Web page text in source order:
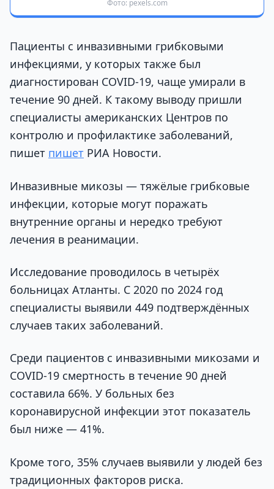
Фото: pexels.com
Пациенты с инвазивными грибковыми
инфекциями, у которых также был
диагностирован COVID-19, чаще умирали в
течение 90 дней. К такому выводу пришли
специалисты американских Центров по
контролю и профилактике заболеваний,
пишет пишет РИА Новости.
Инвазивные микозы — тяжёлые грибковые
инфекции, которые могут поражать
внутренние органы и нередко требуют
лечения в реанимации.
Исследование проводилось в четырёх
больницах Атланты. С 2020 по 2024 год
специалисты выявили 449 подтверждённых
случаев таких заболеваний.
Среди пациентов с инвазивными микозами и
COVID-19 смертность в течение 90 дней
составила 66%. У больных без
коронавирусной инфекции этот показатель
был ниже — 41%.
Кроме того, 35% случаев выявили у людей без
традиционных факторов риска.